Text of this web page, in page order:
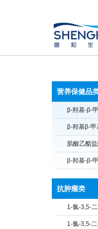
营养保健品
肌酸乙酯
抗肿瘤类